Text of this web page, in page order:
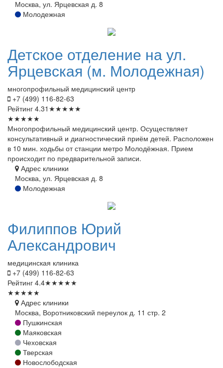
Москва, ул. Ярцевская д. 8
Молодежная
Детское отделение на ул.
Ярцевская (м. Молодежная)
многопрофильный медицинский центр
+7 (499) 116-82-63
Рейтинг 4.31 ★★★★★
★★★★★
Многопрофильный медицинский центр. Осуществляет
консультативный и диагностический приём детей. Расположен
в 10 мин. ходьбы от станции метро Молодёжная. Прием
происходит по предварительной записи.
Адрес клиники
Москва, ул. Ярцевская д. 8
Молодежная
Филиппов Юрий
Александрович
медицинская клиника
+7 (499) 116-82-63
Рейтинг 4.4★★★★★
★★★★★
Адрес клиники
Москва, Воротниковский переулок д. 11 стр. 2
Пушкинская
Маяковская
Чеховская
Тверская
Новослободская